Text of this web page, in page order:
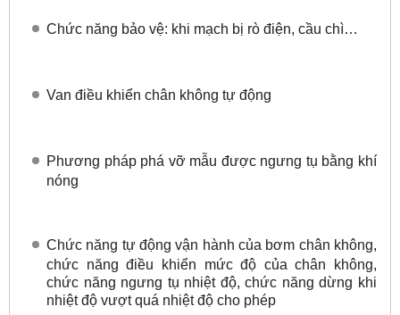
Chức năng bảo vệ: khi mạch bị rò điện, cầu chì…
Van điều khiển chân không tự động
Phương pháp phá vỡ mẫu được ngưng tụ bằng khí
nóng
Chức năng tự động vận hành của bơm chân không,
chức năng điều khiển mức độ của chân không,
chức năng ngưng tụ nhiệt độ, chức năng dừng khi
nhiệt độ vượt quá nhiệt độ cho phép